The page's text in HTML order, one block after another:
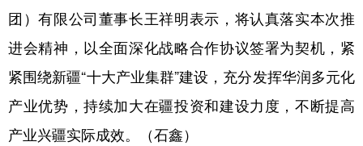
团）有限公司董事长王祥明表示，将认真落实本次推
进会精神，以全面深化战略合作协议签署为契机，紧
紧围绕新疆“十大产业集群”建设，充分发挥华润多元化
产业优势，持续加大在疆投资和建设力度，不断提高
产业兴疆实际成效。（石鑫）